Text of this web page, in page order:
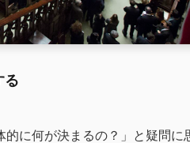
る
に何が決まるの？」と疑問